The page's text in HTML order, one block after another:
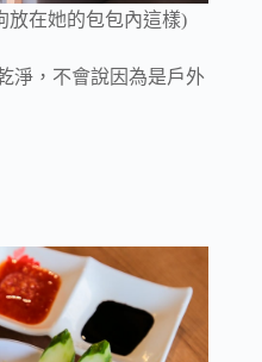
放在她的包包內這樣)
淨，不會說因為是戶外